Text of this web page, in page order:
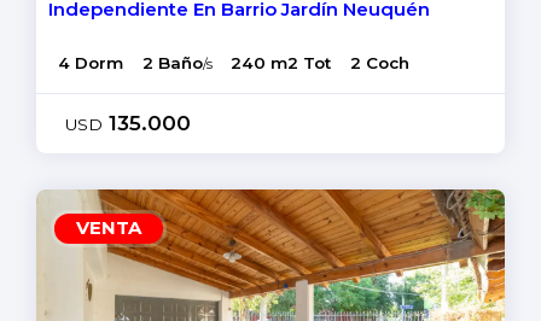
Independiente En Barrio Jardín Neuquén
4 Dorm 2 Baño/s 240 m2 Tot 2 Coch
USD 135.000
VENTA